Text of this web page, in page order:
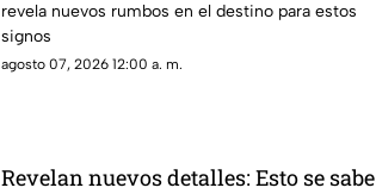
revela nuevos rumbos en el destino para estos
signos
agosto 07, 2026 12:00 a. m.
Revelan nuevos detalles: Esto se sabe